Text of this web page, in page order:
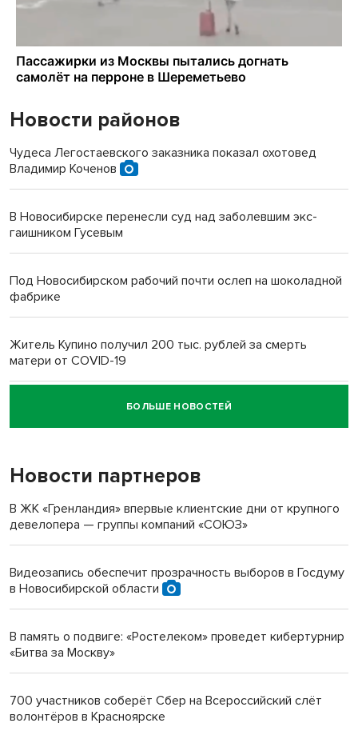
Новости районов
Чудеса Легостаевского заказника показал охотовед
Владимир Коченов
В Новосибирске перенесли суд над заболевшим экс-
гаишником Гусевым
Под Новосибирском рабочий почти ослеп на шоколадной
фабрике
Житель Купино получил 200 тыс. рублей за смерть
матери от COVID-19
Новосибирский суд наказал водителя за смерть
пенсионерки на вокзале
«Мы живём на пастбище!»: в новосибирском селе лошади
терроризируют жителей
Новосибирский преподаватель с женой вошли в топ-16
БОЛЬШЕ НОВОСТЕЙ
Новости партнеров
В ЖК «Гренландия» впервые клиентские дни от крупного
девелопера — группы компаний «СОЮЗ»
Видеозапись обеспечит прозрачность выборов в Госдуму
в Новосибирской области
В память о подвиге: «Ростелеком» проведет кибертурнир
«Битва за Москву»
700 участников соберёт Сбер на Всероссийский слёт
волонтёров в Красноярске